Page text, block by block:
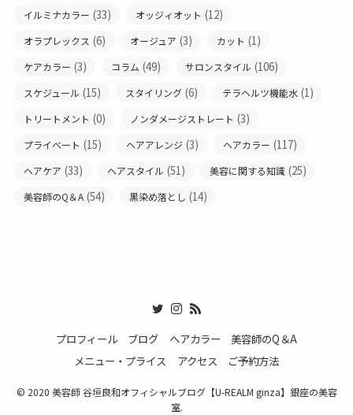
イルミナカラー (33) オッジィオット (12)
オラプレックス (6) オージュア (3) カット (1)
ケアカラー (3) コラム (49) サロンスタイル (106)
スケジュール (15) スタイリング (6) テラヘルツ機能水 (1)
トリートメント (0) ノンダメージストレート (3)
プライベート (15) ヘアアレンジ (3) ヘアカラー (117)
ヘアケア (33) ヘアスタイル (51) 美容に関する知識 (25)
美容師のQ＆A (54) 黒染め落とし (14)
プロフィール ブログ ヘアカラー
美容師のQ＆A
メニュー・プライス
アクセス ご予約方法
© 2020 美容師 谷垣良和オフィシャルブログ【U-REALM ginza】銀座の美容
室.